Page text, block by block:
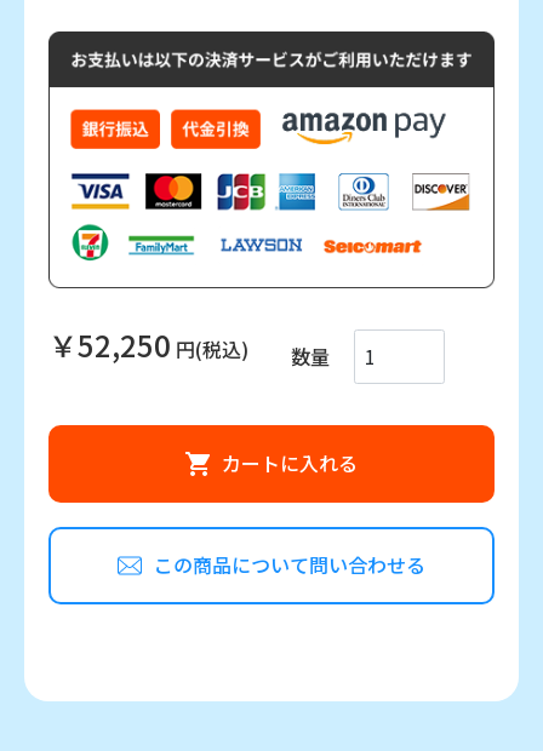
￥52,250 円(税込) 数量
カートに入れる
この商品について問い合わせる